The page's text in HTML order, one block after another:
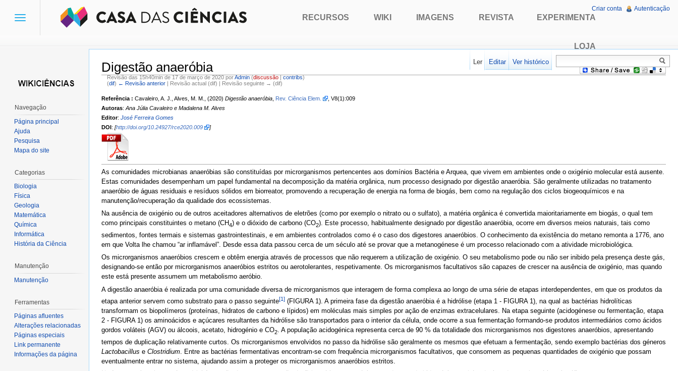
Digestão anaeróbia
Revisão das 15h40min de 17 de março de 2020 porAdmin (discussão|contribs)
(dif) ← Revisão anterior| Revisão actual (dif) | Revisão seguinte → (dif)
Referência : Cavaleiro, A. J., Alves, M. M., (2020) Digestão anaeróbia Rev. Ciência Elem.
, V8(1):009
Autoras: Ana Júlia Cavaleiro e Madalena M. Alves
Editor: José Ferreira Gomes
DOI: [http://doi.org/10.24927/rce2020.009 ]
As comunidades microbianas anaeróbias são constituídas por microrganismos pertencentes aos domínios Bactéria e Arquea, que vivem em ambientes onde o oxigénio molecular está ausente.
Estas comunidades desempenham um papel fundamental na decomposição da matéria orgânica, num processo designado por digestão anaeróbia. São geralmente utilizadas no tratamento
anaeróbio de águas residuais e resíduos sólidos em biorreator, promovendo a recuperação de energia na forma de biogás, bem como na regulação dos ciclos biogeoquímicos e na
manutenção/recuperação da qualidade dos ecossistemas.
Na ausência de oxigénio ou de outros aceitadores alternativos de eletrões (como por exemplo o nitrato ou o sulfato), a matéria orgânica é convertida maioritariamente em biogás, o qual tem
como principais constituintes o metano (CH4) e o dióxido de carbono (CO2). Este processo, habitualmente designado por digestão anaeróbia, ocorre em diversos meios naturais, tais como
sedimentos, fontes termais e sistemas gastrointestinais, e em ambientes controlados como é o caso dos digestores anaeróbios. O conhecimento da existência do metano remonta a 1776, ano
em que Volta lhe chamou “ar inflamável”. Desde essa data passou cerca de um século até se provar que a metanogénese é um processo relacionado com a atividade microbiológica.
Os microrganismos anaeróbios crescem e obtêm energia através de processos que não requerem a utilização de oxigénio. O seu metabolismo pode ou não ser inibido pela presença deste gás,
designando-se então por microrganismos anaeróbios estritos ou aerotolerantes, respetivamente. Os microrganismos facultativos são capazes de crescer na ausência de oxigénio, mas quando
este está presente assumem um metabolismo aeróbio.
A digestão anaeróbia é realizada por uma comunidade diversa de microrganismos que interagem de forma complexa ao longo de uma série de etapas interdependentes, em que os produtos da
etapa anterior servem como substrato para o passo seguinte[1] (FIGURA 1). A primeira fase da digestão anaeróbia é a hidrólise (etapa 1 - FIGURA 1), na qual as bactérias hidrolíticas
transformam os biopolímeros (proteínas, hidratos de carbono e lípidos) em moléculas mais simples por ação de enzimas extracelulares. Na etapa seguinte (acidogénese ou fermentação, etapa
2 - FIGURA 1) os aminoácidos e açúcares resultantes da hidrólise são transportados para o interior da célula, onde ocorre a sua fermentação formando-se produtos intermediários como ácidos
gordos voláteis (AGV) ou álcoois, acetato, hidrogénio e CO2. A população acidogénica representa cerca de 90 % da totalidade dos microrganismos nos digestores anaeróbios, apresentando
tempos de duplicação relativamente curtos. Os microrganismos envolvidos no passo da hidrólise são geralmente os mesmos que efetuam a fermentação, sendo exemplo bactérias dos géneros
Lactobacillus e Clostridium . Entre as bactérias fermentativas encontram-se com frequência microrganismos facultativos, que consomem as pequenas quantidades de oxigénio que possam
eventualmente entrar no sistema, ajudando assim a proteger os microrganismos anaeróbios estritos.
Toggle
RECURSOS WIKI IMAGENS REVISTA EXPERIMENTA
LOJA
Criar conta Autenticação
Ler Editar Ver histórico
Navegação
Página principal
Ajuda
Pesquisa
Mapa do site
Categorias
Biologia
Física
Geologia
Matemática
Química
Informática
História da Ciência
Manutenção
Manutenção
Ferramentas
Páginas afluentes
Alterações relacionadas
Páginas especiais
Link permanente
Informações da página